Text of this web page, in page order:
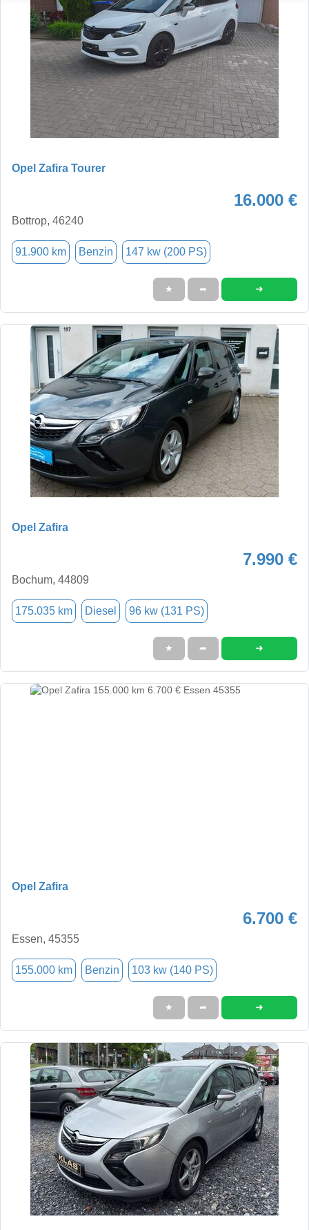
Opel Zafira Tourer
16.000 €
Bottrop, 46240
91.900 km Benzin 147 kw (200 PS)
★ ➦ ➜
Opel Zafira
7.990 €
Bochum, 44809
175.035 km Diesel 96 kw (131 PS)
★ ➦ ➜
Opel Zafira
6.700 €
Essen, 45355
155.000 km Benzin 103 kw (140 PS)
★ ➦ ➜